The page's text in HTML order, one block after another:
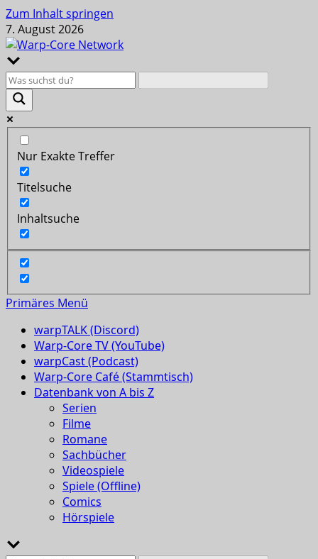
Zum Inhalt springen
7. August 2026
Nur Exakte Treffer
Titelsuche
Inhaltsuche
Primäres Menü
warpTALK (Discord)
Warp-Core TV (YouTube)
warpCast (Podcast)
Warp-Core Café (Stammtisch)
Datenbank von A bis Z
Serien
Filme
Romane
Sachbücher
Videospiele
Spiele (Offline)
Comics
Hörspiele